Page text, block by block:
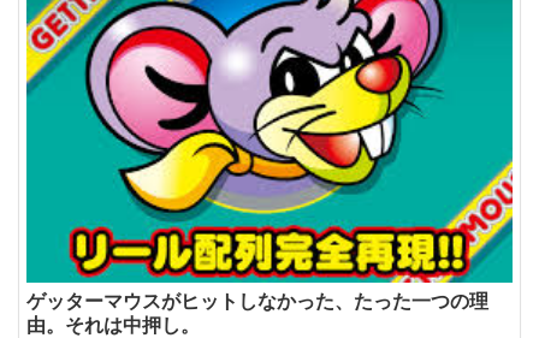
ゲッターマウスがヒットしなかった、たった一つの理
由。それは中押し。